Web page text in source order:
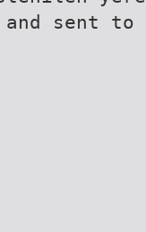
and sent